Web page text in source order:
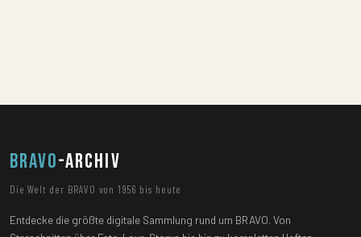
BRAVO-ARCHIV
Die Welt der BRAVO von 1956 bis heute
Entdecke die größte digitale Sammlung rund um BRAVO. Von